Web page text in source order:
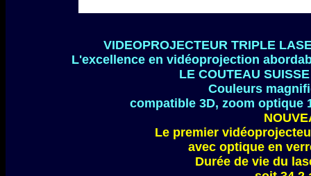
VIDEOPROJECTEUR TRIPLE
L'excellence en vidéoprojection
LE COUTEAU
Couleurs
compatible 3D, zoom optique
Le premier
avec optique en
Durée de vie du